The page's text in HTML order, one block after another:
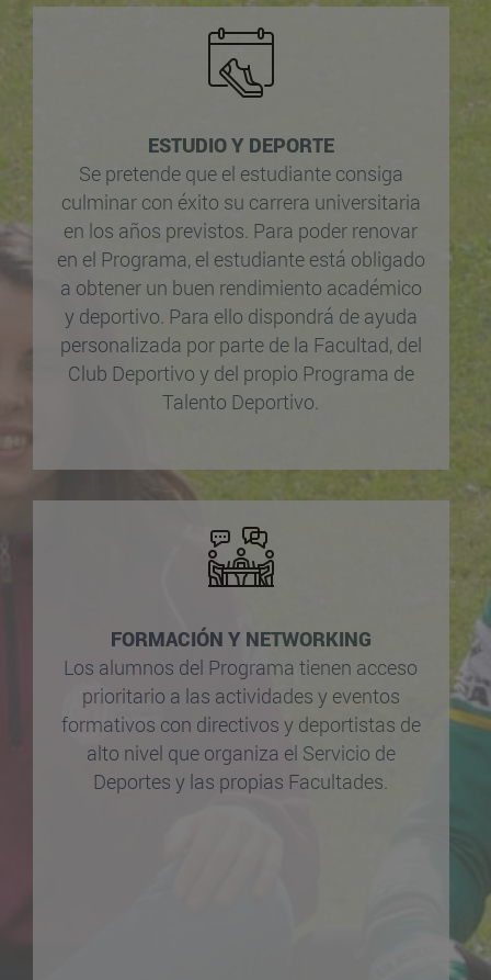
ESTUDIO Y DEPORTE
Se pretende que el estudiante consiga
culminar con éxito su carrera universitaria
en los años previstos. Para poder renovar
en el Programa, el estudiante está obligado
a obtener un buen rendimiento académico
y deportivo. Para ello dispondrá de ayuda
personalizada por parte de la Facultad, del
Club Deportivo y del propio Programa de
Talento Deportivo.
FORMACIÓN Y NETWORKING
Los alumnos del Programa tienen acceso
prioritario a las actividades y eventos
formativos con directivos y deportistas de
alto nivel que organiza el Servicio de
Deportes y las propias Facultades.